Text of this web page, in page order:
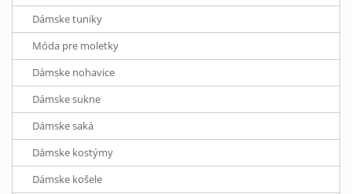
Dámske tuniky
Móda pre moletky
Dámske nohavice
Dámske sukne
Dámske saká
Dámske kostýmy
Dámske košele